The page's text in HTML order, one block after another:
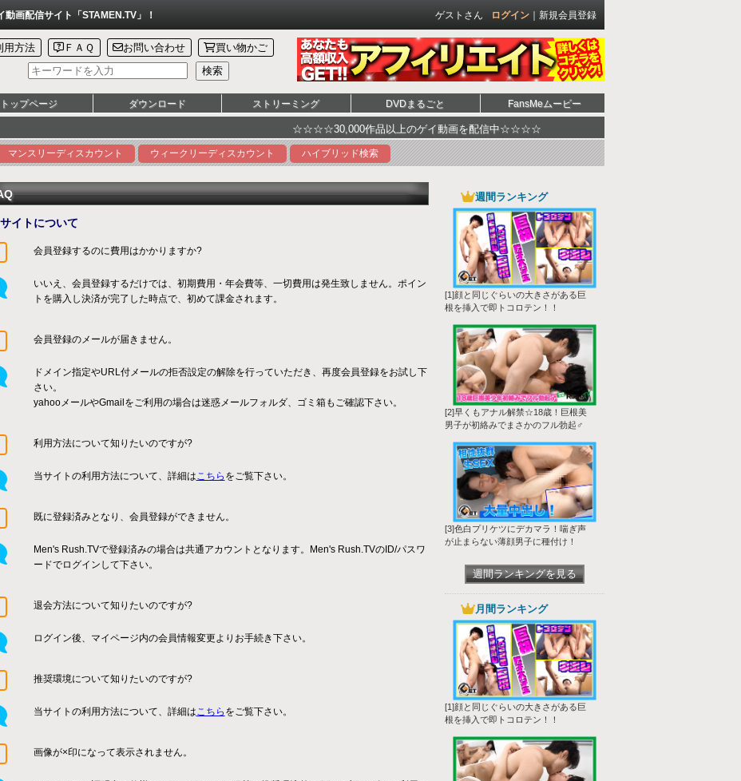
画配信サイト「STAMEN.TV」！ ゲストさん ログイン｜ 新規会員登録
用方法 ＦＡＱ お問い合わせ 買い物かご
トップページ ダウンロード ストリーミング DVDまるごと FansMeムービー
☆☆☆☆30,000作品以上のゲイ動画を配信中☆☆☆☆ ☆☆☆☆全商品スマートフォンにも対
マンスリーディスカウント ウィークリーディスカウント ハイブリッド検索
イトについて
会員登録するのに費用はかかりますか?
いいえ、会員登録するだけでは、初期費用・年会費等、一切費用は発生致しません。ポイン
トを購入し決済が完了した時点で、初めて課金されます。
会員登録のメールが届きません。
ドメイン指定やURL付メールの拒否設定の解除を行っていただき、再度会員登録をお試し下
さい。
yahooメールやGmailをご利用の場合は迷惑メールフォルダ、ゴミ箱もご確認下さい。
利用方法について知りたいのですが?
当サイトの利用方法について、詳細はこちら をご覧下さい。
既に登録済みとなり、会員登録ができません。
Men's Rush.TVで登録済みの場合は共通アカウントとなります。Men's Rush.TVのID/パスワ
ードでログインして下さい。
退会方法について知りたいのですが?
ログイン後、マイページ内の会員情報変更よりお手続き下さい。
推奨環境について知りたいのですが?
当サイトの利用方法について、詳細はこちら をご覧下さい。
画像が×印になって表示されません。
週間ランキング
[1]顔と同じぐらいの大きさがある巨
根を挿入で即トコロテン！！
[2]早くもアナル解禁☆18歳！巨根美
男子が初絡みでまさかのフル勃起♂
[3]色白プリケツにデカマラ！喘ぎ声
が止まらない薄顔男子に種付け！
週間ランキングを見る
月間ランキング
[1]顔と同じぐらいの大きさがある巨
根を挿入で即トコロテン！！